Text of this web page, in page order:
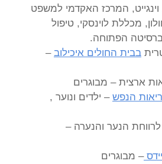
המרכז האקדמי למשפט
מכללת לוינסקי, טיפול
הפתוחה.
בבית החולים איכילוב –
ארצית – מבוגרים
הנפש – ילדים ונוער ,
הנער והנערה –
– מבוגרים